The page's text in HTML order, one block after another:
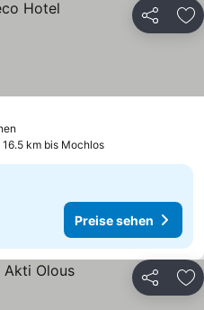
Teilen
km bis Mochlos
Preise sehen
Teilen